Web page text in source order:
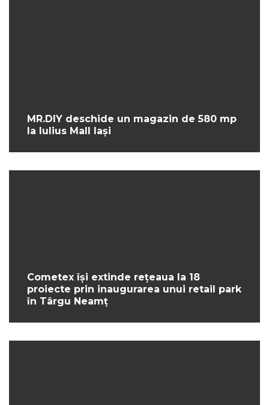
MR.DIY deschide un magazin de 580 mp
la Iulius Mall Iași
Cometex își extinde rețeaua la 18
proiecte prin inaugurarea unui retail park
în Târgu Neamț